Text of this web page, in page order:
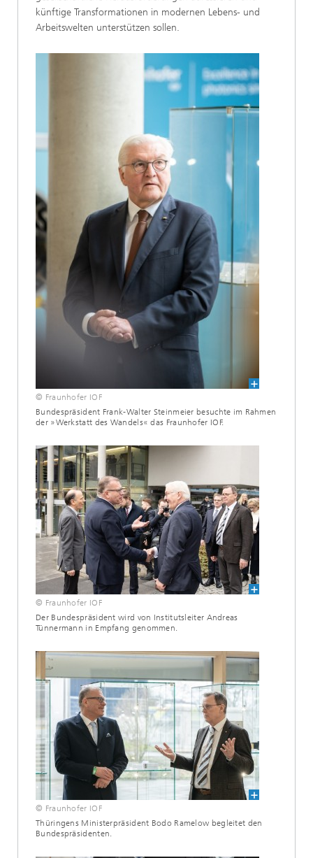
künftige Transformationen in modernen Lebens- und
Arbeitswelten unterstützen sollen.
© Fraunhofer IOF
Bundespräsident Frank-Walter Steinmeier besuchte im Rahmen
der »Werkstatt des Wandels« das Fraunhofer IOF.
© Fraunhofer IOF
Der Bundespräsident wird von Institutsleiter Andreas
Tünnermann in Empfang genommen.
© Fraunhofer IOF
Thüringens Ministerpräsident Bodo Ramelow begleitet den
Bundespräsidenten.